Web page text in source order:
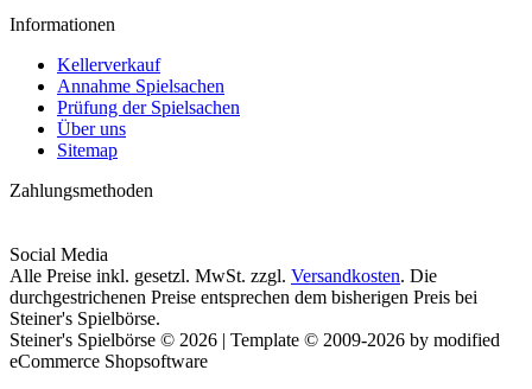
Informationen
Kellerverkauf
Annahme Spielsachen
Prüfung der Spielsachen
Über uns
Sitemap
Zahlungsmethoden
Social Media
Alle Preise inkl. gesetzl. MwSt. zzgl. Versandkosten. Die
durchgestrichenen Preise entsprechen dem bisherigen Preis bei
Steiner's Spielbörse.
Steiner's Spielbörse © 2026 | Template © 2009-2026 by modified
eCommerce Shopsoftware